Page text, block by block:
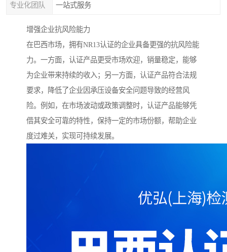
专业化团队 一站式服务
增强企业抗风险能力
在巴西市场，拥有NR13认证的企业具备更强的抗风险能
力。一方面，认证产品更受市场欢迎，销量稳定，能够
为企业带来持续的收入；另一方面，认证产品符合法规
要求，降低了企业因承压设备安全问题导致的经营风
险。例如，在市场波动或政策调整时，认证产品能够凭
借其安全可靠的特性，保持一定的市场份额，帮助企业
度过难关，实现可持续发展。